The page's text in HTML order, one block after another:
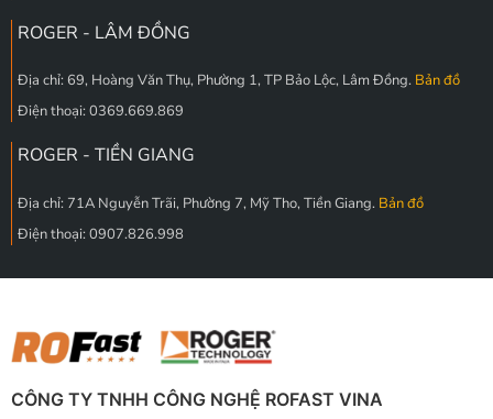
ROGER - LÂM ĐỒNG
Địa chỉ: 69, Hoàng Văn Thụ, Phường 1, TP Bảo Lộc, Lâm Đồng. Bản đồ
Điện thoại: 0369.669.869
ROGER - TIỀN GIANG
Địa chỉ: 71A Nguyễn Trãi, Phường 7, Mỹ Tho, Tiền Giang. Bản đồ
Điện thoại: 0907.826.998
CÔNG TY TNHH CÔNG NGHỆ ROFAST VINA